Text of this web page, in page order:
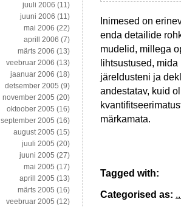
Inimesed on
enda detailide
mudelid, millega
lihtsustused,
järeldusteni ja
andestatav, kuid
märkamata.
Tagged with:
Categorised as:
juuli 2006 (11)
juuni 2006 (11)
mai 2006 (22)
aprill 2006 (7)
märts 2006 (13)
veebruar 2006 (13)
jaanuar 2006 (18)
detsember 2005 (9)
november 2005 (20)
oktoober 2005 (16)
september 2005 (16)
august 2005 (15)
juuli 2005 (20)
juuni 2005 (27)
mai 2005 (17)
aprill 2005 (13)
märts 2005 (16)
veebruar 2005 (12)